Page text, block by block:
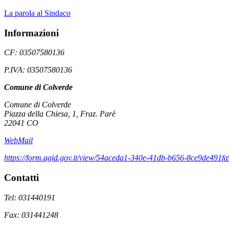
La parola al Sindaco
Informazioni
CF: 03507580136
P.IVA: 03507580136
Comune di Colverde
Comune di Colverde
Piazza della Chiesa, 1, Fraz. Parè
22041 CO
WebMail
https://form.agid.gov.it/view/54aceda1-340e-41db-b656-
Contatti
Tel: 031440191
Fax: 031441248